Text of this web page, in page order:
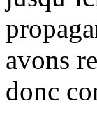
avons
donc